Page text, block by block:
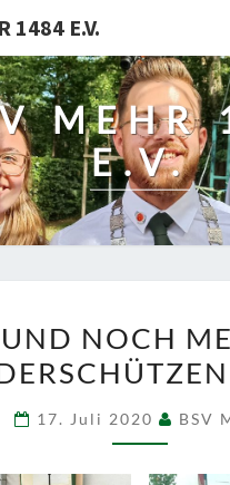
1484 E.V.
MEHR
E.V.
NOCH
MEHR
UND NOCH
17. Juli 2020 BSV